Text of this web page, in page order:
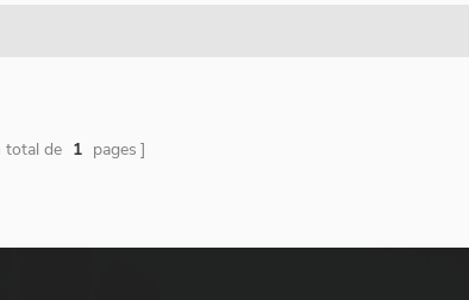
total de 1 pages